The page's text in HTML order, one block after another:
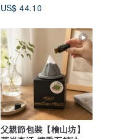
US$ 44.10
父親節包裝【檜山坊】